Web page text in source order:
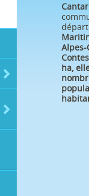
Alpes-
Contes
ha,